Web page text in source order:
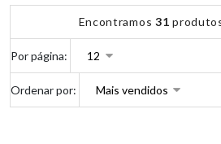
Encontramos 31
Por página:
Ordenar por: